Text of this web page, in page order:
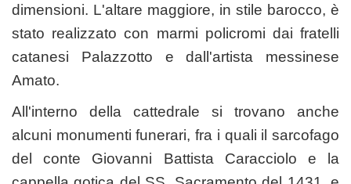
dimensioni. L'altare maggiore, in stile barocco, è
stato realizzato con marmi policromi dai fratelli
catanesi Palazzotto e dall'artista messinese
Amato.
All'interno della cattedrale si trovano anche
alcuni monumenti funerari, fra i quali il sarcofago
del conte Giovanni Battista Caracciolo e la